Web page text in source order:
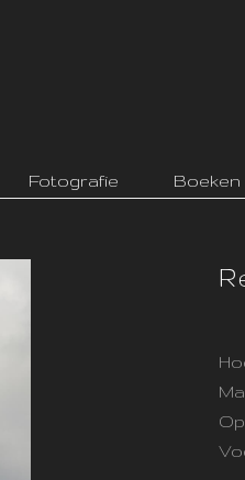
Fotografie Boeken